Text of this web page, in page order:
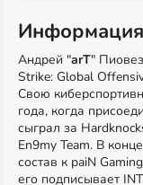
Андрей "arT"
Strike: Global
Свою
года, когда
сыграл за
En9my Team. В
состав к paiN
его подписывает